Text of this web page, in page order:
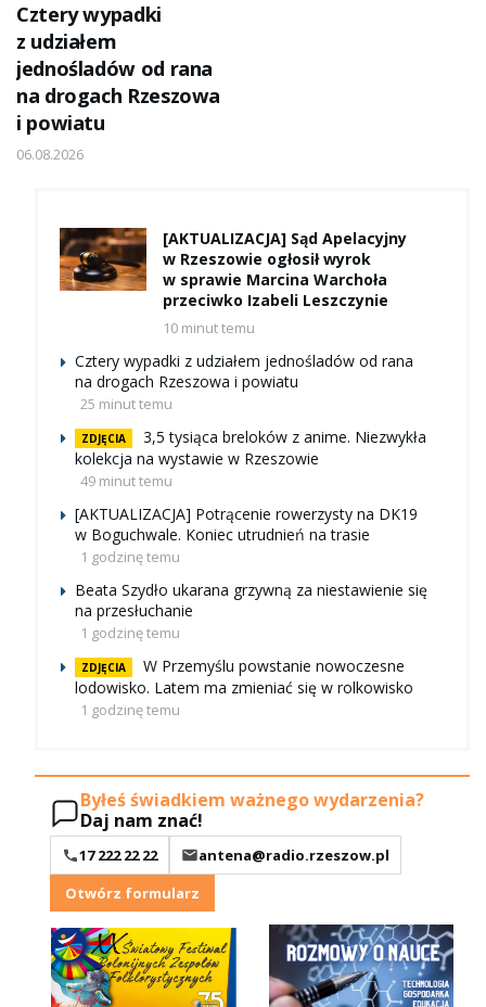
Cztery wypadki
z udziałem
jednośladów od rana
na drogach Rzeszowa
i powiatu
06.08.2026
[AKTUALIZACJA] Sąd Apelacyjny
w Rzeszowie ogłosił wyrok
w sprawie Marcina Warchoła
przeciwko Izabeli Leszczynie
10 minut temu
Cztery wypadki z udziałem jednośladów od rana
na drogach Rzeszowa i powiatu
25 minut temu
ZDJĘCIA
3,5 tysiąca breloków z anime. Niezwykła
kolekcja na wystawie w Rzeszowie
49 minut temu
[AKTUALIZACJA] Potrącenie rowerzysty na DK19
w Boguchwale. Koniec utrudnień na trasie
1 godzinę temu
Beata Szydło ukarana grzywną za niestawienie się
na przesłuchanie
1 godzinę temu
ZDJĘCIA
W Przemyślu powstanie nowoczesne
lodowisko. Latem ma zmieniać się w rolkowisko
1 godzinę temu
Byłeś świadkiem ważnego wydarzenia?
Daj nam znać!
17 222 22 22
antena@radio.rzeszow.pl
Otwórz formularz